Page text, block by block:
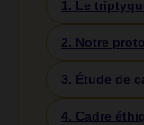
1. Le
2. Notre
3. Étude de
4. Cadre